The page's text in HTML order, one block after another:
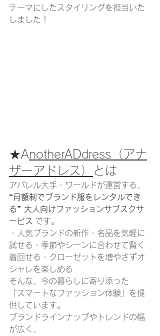
テーマにしたスタイリングを担当いた
しました！
★AnotherADdress（アナ
ザーアドレス）
とは
アパレル大手・ワールドが運営する、
“月額制でブランド服をレンタルでき
る” 大人向けファッションサブスクサ
ービス です。
・人気ブランドの新作・名品を気軽に
試せる・季節やシーンに合わせて賢く
着回せる・クローゼットを増やさずオ
シャレを楽しめる
そんな、今の暮らしに寄り添った
「スマートなファッション体験」を提
供しています。
ブランドラインナップやトレンドの幅
が広く、